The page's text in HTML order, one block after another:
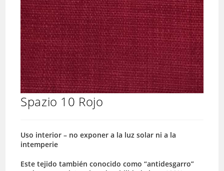
Spazio 10 Rojo
Uso interior – no exponer a la luz solar ni a la
intemperie
Este tejido también conocido como “antidesgarro”